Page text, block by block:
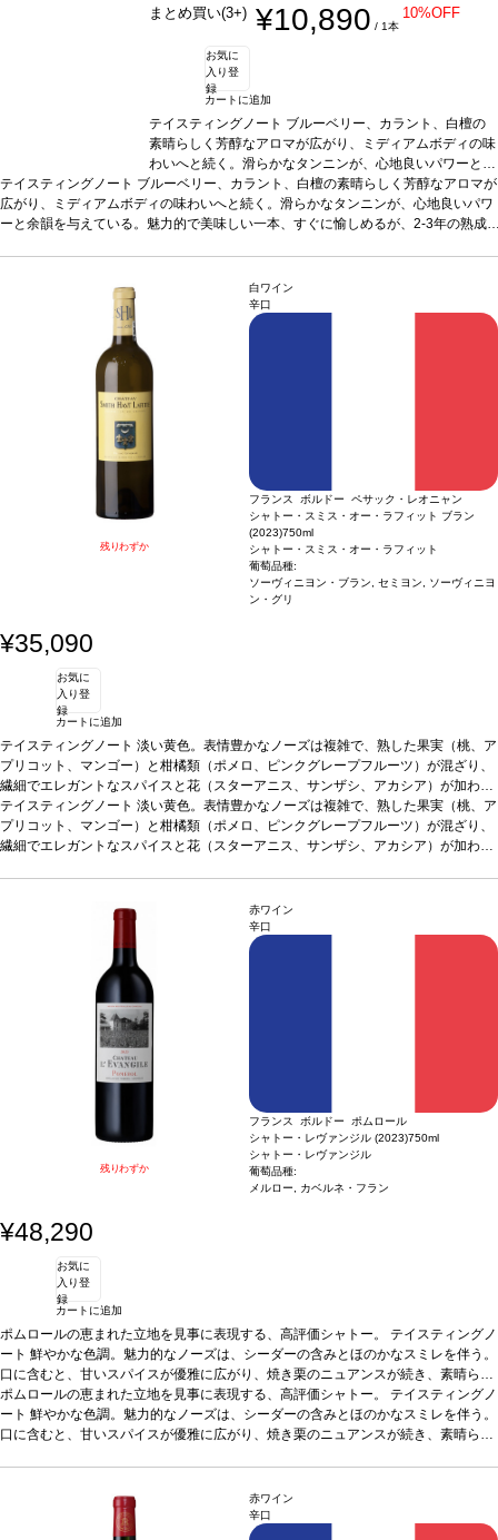
まとめ買い(3+) ¥10,890 / 1本
10%OFF
お気に
入り登
録
カートに追加
テイスティングノート ブルーベリー、カラント、白檀の
素晴らしく芳醇なアロマが広がり、ミディアムボディの味
わいへと続く。滑らかなタンニンが、心地良いパワーと余
韻を与えている。魅力的で美味しい一本、すぐに愉しめる
が、2-3年の熟成がお勧め。by ジェームス・サックリング
葡萄品種カベルネ・ソーヴィニヨン、メルロー、プテ
テイスティングノート ブルーベリー、カラント、白檀の素晴らしく芳醇なアロマが
広がり、ミディアムボディの味わいへと続く。滑らかなタンニンが、心地良いパワ
ーと余韻を与えている。魅力的で美味しい一本、すぐに愉しめるが、2-3年の熟成
残りわずか
白ワイン
辛口
フランス ボルドー ペサック・レオニャン
シャトー・スミス・オー・ラフィット ブラン
(2023)750ml
シャトー・スミス・オー・ラフィット
葡萄品種:
ソーヴィニヨン・ブラン, セミヨン, ソーヴィニヨ
ン・グリ
¥35,090
お気に
入り登
録
カートに追加
テイスティングノート 淡い黄色。表情豊かなノーズは複雑で、熟した果実（桃、ア
プリコット、マンゴー）と柑橘類（ポメロ、ピンクグレープフルーツ）が混ざり、
繊細でエレガントなスパイスと花（スターアニス、サンザシ、アカシア）が加わ
る。濃厚で幅広いアタックは、見事なテクスチャーと傑出した滑らかさを表し、素
晴らしい酸味が支える。柔らかさとコク、フレッシュさのバランスは完璧で、上質
な酸味は魅惑的。エレガントで洗練された、複雑な果実味が口中を満たし、たっぷ
テイスティングノート 淡い黄色。表情豊かなノーズは複雑で、熟した果実（桃、ア
プリコット、マンゴー）と柑橘類（ポメロ、ピンクグレープフルーツ）が混ざり、
繊細でエレガントなスパイスと花（スターアニス、サンザシ、アカシア）が加わ
な酸味は魅惑的。エレガントで洗練された、複雑な果実味が口中を満たし、たっぷ
りの甘いスパイス、スターアニス、アニシード、火打ち石の余韻が残る。
ソーヴィニヨン・ブラン 90%、セミヨン 5%、ソーヴィニヨン・グリ 5%
残りわずか
赤ワイン
辛口
フランス ボルドー ポムロール
シャトー・レヴァンジル (2023)750ml
シャトー・レヴァンジル
葡萄品種:
メルロー, カベルネ・フラン
¥48,290
お気に
入り登
録
カートに追加
ポムロールの恵まれた立地を見事に表現する、高評価シャトー。 テイスティングノ
ート 鮮やかな色調。魅力的なノーズは、シーダーの含みとほのかなスミレを伴う。
口に含むと、甘いスパイスが優雅に広がり、焼き栗のニュアンスが続き、素晴らし
く滑らかなタンニンで締めくくられる。高い熟成のポテンシャルが感じられる逸
品。 葡萄品種メルロー 78%、カベルネ・フラン 21%、カベルネ・ソーヴィニヨン
1%
ポムロールの恵まれた立地を見事に表現する、高評価シャトー。 テイスティングノ
ート 鮮やかな色調。魅力的なノーズは、シーダーの含みとほのかなスミレを伴う。
口に含むと、甘いスパイスが優雅に広がり、焼き栗のニュアンスが続き、素晴らし
赤ワイン
辛口